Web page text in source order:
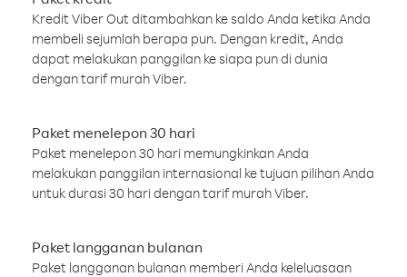
Kredit Viber Out ditambahkan ke saldo Anda ketika Anda
membeli sejumlah berapa pun. Dengan kredit, Anda
dapat melakukan panggilan ke siapa pun di dunia
dengan tarif murah Viber.
Paket menelepon 30 hari
Paket menelepon 30 hari memungkinkan Anda
melakukan panggilan internasional ke tujuan pilihan Anda
untuk durasi 30 hari dengan tarif murah Viber.
Paket langganan bulanan
Paket langganan bulanan memberi Anda keleluasaan